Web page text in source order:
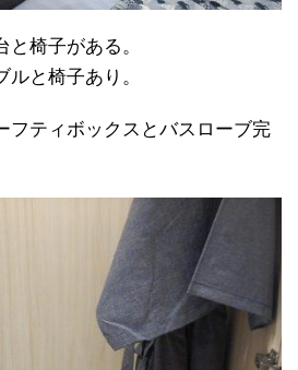
椅子がある。
と椅子あり。
フティボックスとバスローブ完